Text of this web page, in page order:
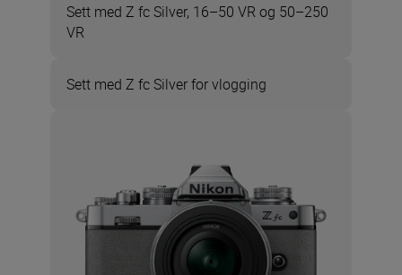
Sett med Z fc Silver, 16–50 VR og 50–250
VR
Sett med Z fc Silver for vlogging